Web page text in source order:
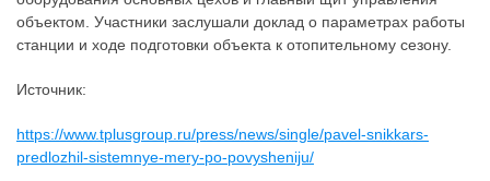
объектом. Участники заслушали доклад о параметрах работы
станции и ходе подготовки объекта к отопительному сезону.
Источник:
https://www.tplusgroup.ru/press/news/single/pavel-snikkars-
predlozhil-sistemnye-mery-po-povysheniju/